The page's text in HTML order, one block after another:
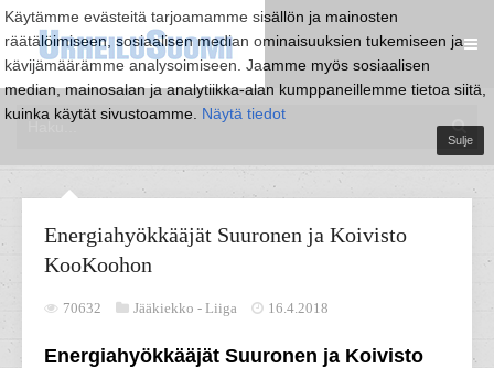
Käytämme evästeitä tarjoamamme sisällön ja mainosten
räätälöimiseen, sosiaalisen median ominaisuuksien tukemiseen ja
kävijämäärämme analysoimiseen. Jaamme myös sosiaalisen
median, mainosalan ja analytiikka-alan kumppaneillemme tietoa siitä,
kuinka käytät sivustoamme. Näytä tiedot
Sulje
Energiahyökkääjät Suuronen ja Koivisto
KooKoohon
70632 Jääkiekko - Liiga 16.4.2018
Energiahyökkääjät Suuronen ja Koivisto